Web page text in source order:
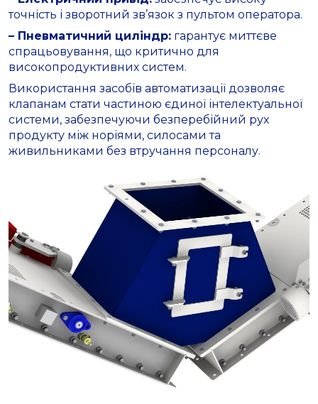
точність і зворотний зв’язок з пультом оператора.
– Пневматичний циліндр: гарантує миттєве
спрацьовування, що критично для
високопродуктивних систем.
Використання засобів автоматизації дозволяє
клапанам стати частиною єдиної інтелектуальної
системи, забезпечуючи безперебійний рух
продукту між норіями, силосами та
живильниками без втручання персоналу.